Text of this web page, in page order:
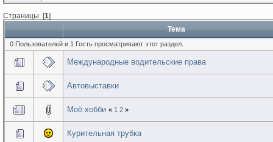
Страницы: [1]
Тема
0 Пользователей и 1 Гость просматривают этот раздел.
Международные водительские права
Автовыставки
Моё хобби « 1 2 »
Курительная трубка